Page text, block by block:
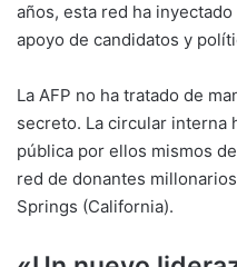
años, esta red ha inyectado
apoyo de candidatos y
La AFP no ha tratado de
secreto. La circular interna
pública por ellos mismos
red de donantes
Springs (California).